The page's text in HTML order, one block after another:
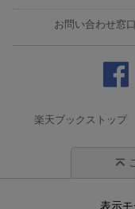
お問い合わせ窓口
楽天ブックストップ
表示モ